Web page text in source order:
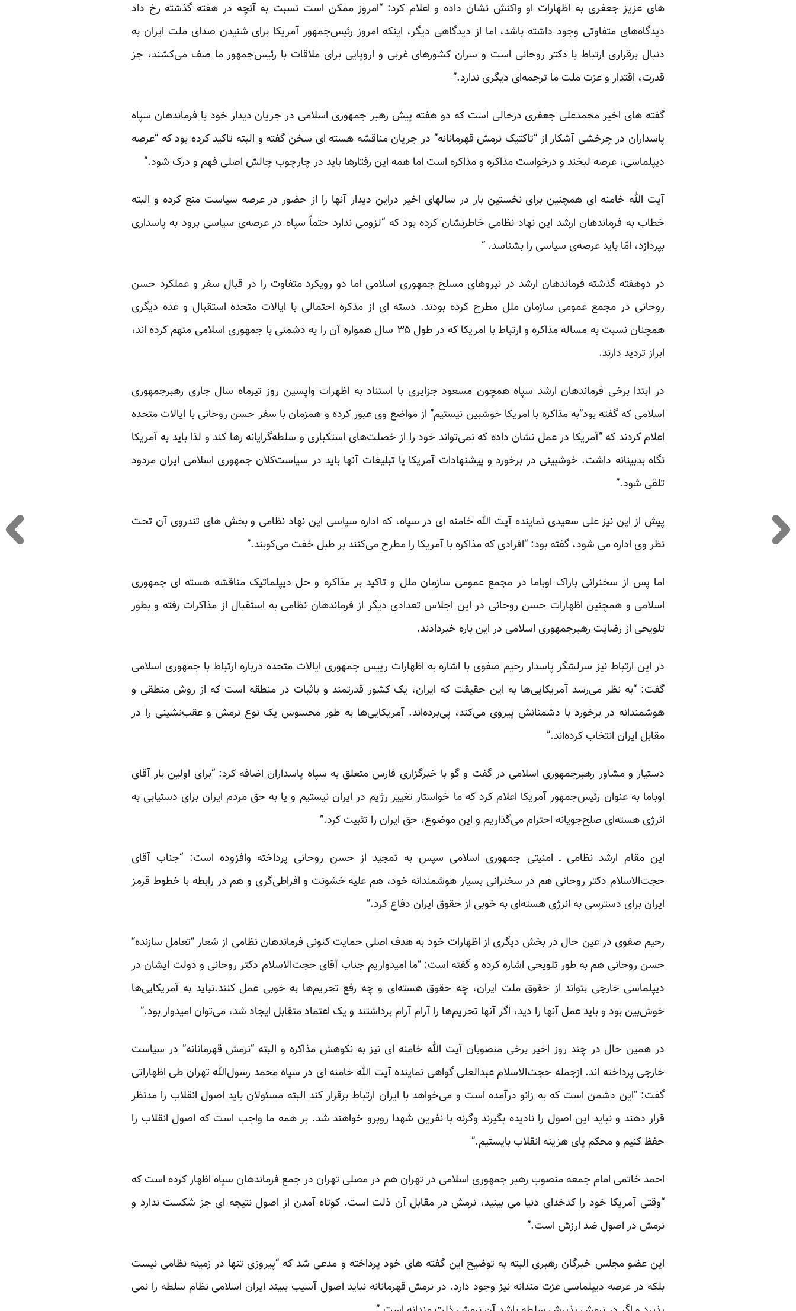
های عزیز جعفری به اظهارات او واکنش نشان داده و اعلام کرد: “امروز ممکن است نسبت به آنچه در هفته گذشته رخ داد
دیدگاه‌های متفاوتی وجود داشته باشد، اما از دیدگاهی دیگر، اینکه امروز رئیس‌جمهور آمریکا برای شنیدن صدای ملت ایران به
دنبال برقراری ارتباط با دکتر روحانی است و سران کشورهای غربی و اروپایی برای ملاقات با رئیس‌جمهور ما صف می‌کشند، جز
قدرت، اقتدار و عزت ملت ما ترجمه‌ای دیگری ندارد.”
گفته های اخیر محمدعلی جعفری درحالی است که دو هفته پیش رهبر جمهوری اسلامی در جریان دیدار خود با فرماندهان سپاه
پاسداران در چرخشی آشکار از “تاکتیک نرمش قهرمانانه” در جریان مناقشه هسته ای سخن گفته و البته تاکید کرده بود که “عرصه
دیپلماسی، عرصه لبخند و درخواست مذاکره و مذاکره است اما همه این رفتارها باید در چارچوب چالش اصلی فهم و درک شود.”
آیت الله خامنه ای همچنین برای نخستین بار در سالهای اخیر دراین دیدار آنها را از حضور در عرصه سیاست منع کرده و البته
خطاب به فرماندهان ارشد این نهاد نظامی خاطرنشان کرده بود که “لزومی ندارد حتماً سپاه در عرصه‌ی سیاسی برود به پاسداری
بپردازد، امّا باید عرصه‌ی سیاسی را بشناسد. “
در دوهفته گذشته فرماندهان ارشد در نیروهای مسلح جمهوری اسلامی اما دو رویکرد متفاوت را در قبال سفر و عملکرد حسن
روحانی در مجمع عمومی سازمان ملل مطرح کرده بودند. دسته ای از مذکره احتمالی با ایالات متحده استقبال و عده دیگری
همچنان نسبت به مساله مذاکره و ارتباط با امریکا که در طول ۳۵ سال همواره آن را به دشمنی با جمهوری اسلامی متهم کرده اند،
ابراز تردید دارند.
در ابتدا برخی فرماندهان ارشد سپاه همچون مسعود جزایری با استناد به اظهرات واپسین روز تیرماه سال جاری رهبرجمهوری
اسلامی که گفته بود”به مذاکره با امریکا خوشبین نیستیم” از مواضع وی عبور کرده و همزمان با سفر حسن روحانی با ایالات متحده
اعلام کردند که “آمریکا در عمل نشان داده که نمی‌تواند خود را از خصلت‌های استکباری و سلطه‌گرایانه رها کند و لذا باید به آمریکا
نگاه بدبینانه داشت. خوشبینی در برخورد و پیشنهادات آمریکا یا تبلیغات آنها باید در سیاست‌کلان جمهوری اسلامی ایران مردود
تلقی شود.”
پیش از این نیز علی سعیدی نماینده آیت الله خامنه ای در سپاه، که اداره سیاسی این نهاد نظامی و بخش های تندروی آن تحت
نظر وی اداره می شود، گفته بود: “افرادی که مذاکره با آمریکا را مطرح می‌کنند بر طبل خفت می‌کوبند.”
اما پس از سخنرانی باراک اوباما در مجمع عمومی سازمان ملل و تاکید بر مذاکره و حل دیپلماتیک مناقشه هسته ای جمهوری
اسلامی و همچنین اظهارات حسن روحانی در این اجلاس تعدادی دیگر از فرماندهان نظامی به استقبال از مذاکرات رفته و بطور
تلویحی از رضایت رهبرجمهوری اسلامی در این باره خبردادند.
در این ارتباط نیز سرلشگر پاسدار رحیم صفوی با اشاره به اظهارات رییس جمهوری ایالات متحده درباره ارتباط با جمهوری اسلامی
گفت: “به نظر می‌رسد آمریکایی‌ها به این حقیقت که ایران، یک کشور قدرتمند و باثبات در منطقه است که از روش منطقی و
هوشمندانه در برخورد با دشمنانش پیروی می‌کند، پی‌برده‌اند. آمریکایی‌ها به طور محسوس یک نوع نرمش و عقب‌نشینی را در
مقابل ایران انتخاب کرده‌اند.”
دستیار و مشاور رهبرجمهوری اسلامی در گفت و گو با خبرگزاری فارس متعلق به سپاه پاسداران اضافه کرد: “برای اولین بار آقای
اوباما به عنوان رئیس‌جمهور آمریکا اعلام کرد که ما خواستار تغییر رژیم در ایران نیستیم و یا به حق مردم ایران برای دستیابی به
انرژی هسته‌ای صلح‌جویانه احترام می‌گذاریم و این موضوع، حق ایران را تثبیت کرد.”
این مقام ارشد نظامی ـ امنیتی جمهوری اسلامی سپس به تمجید از حسن روحانی پرداخته وافزوده است: “جناب آقای
حجت‌الاسلام دکتر روحانی هم در سخنرانی بسیار هوشمندانه‌ خود، هم علیه خشونت و افراطی‌گری و هم در رابطه با خطوط قرمز
ایران برای دسترسی به انرژی هسته‌ای به خوبی از حقوق ایران دفاع کرد.”
رحیم صفوی در عین حال در بخش دیگری از اظهارات خود به هدف اصلی حمایت کنونی فرماندهان نظامی از شعار “تعامل سازنده”
حسن روحانی هم به طور تلویحی اشاره کرده و گفته است: “ما امیدواریم جناب آقای حجت‌الاسلام دکتر روحانی و دولت ایشان در
دیپلماسی خارجی بتواند از حقوق ملت ایران، چه حقوق هسته‌ای و چه رفع تحریم‌ها به خوبی عمل کنند.نباید به آمریکایی‌ها
خوش‌بین بود و باید عمل آنها را دید، اگر آنها تحریم‌ها را آرام آرام برداشتند و یک اعتماد متقابل ایجاد شد، می‌توان امیدوار بود.”
در همین حال در چند روز اخیر برخی منصوبان آیت الله خامنه ای نیز به نکوهش مذاکره و البته “نرمش قهرمانانه” در سیاست
خارجی پرداخته اند. ازجمله حجت‌الاسلام عبدالعلی گواهی نماینده آیت الله خامنه ای در سپاه محمد رسول‌‌الله تهران طی اظهاراتی
گفت: “این دشمن است که به زانو درآمده است و می‌خواهد با ایران ارتباط برقرار کند البته مسئولان باید اصول انقلاب را مدنظر
قرار دهند و نباید این اصول را نادیده بگیرند وگرنه با نفرین شهدا روبرو خواهند شد. بر همه ما واجب است که اصول انقلاب را
حفظ کنیم و محکم پای هزینه انقلاب بایستیم.”
احمد خاتمی امام جمعه منصوب رهبر جمهوری اسلامی در تهران هم در مصلی تهران در جمع فرماندهان سپاه اظهار کرده است که
“وقتی آمریکا خود را کدخدای دنیا می بینید، نرمش در مقابل آن ذلت است. کوتاه آمدن از اصول نتیجه ای جز شکست ندارد و
نرمش در اصول ضد ارزش است.”
این عضو مجلس خبرگان رهبری البته به توضیح این گفته های خود پرداخته و مدعی شد که “پیروزی تنها در زمینه نظامی نیست
بلکه در عرصه دیپلماسی عزت مندانه نیز وجود دارد. در نرمش قهرمانانه نباید اصول آسیب ببیند ایران اسلامی نظام سلطه را نمی